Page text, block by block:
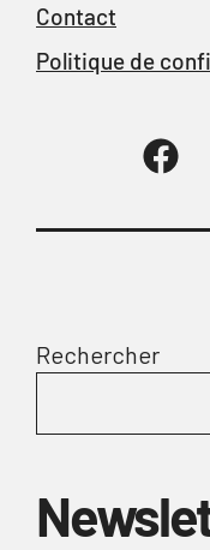
Contact
Politique de
Rechercher